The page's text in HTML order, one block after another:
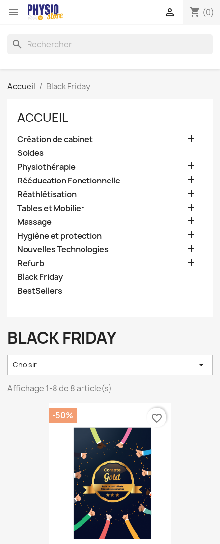
 shopping_cart (0)

search
Accueil Black Friday
ACCUEIL
Création de cabinet 
Soldes
Physiothérapie

Rééducation Fonctionnelle 
Réathlétisation 
Tables et Mobilier 
Massage 
Hygiène et protection 
Nouvelles Technologies 
Refurb 
Black Friday
BestSellers
BLACK FRIDAY
Choisir 
Affichage 1-8 de 8 article(s)
-50% favorite_border